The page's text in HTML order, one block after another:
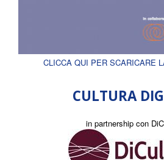
CLICCA QUI PER SCARICARE
CULTURA
in partnership con